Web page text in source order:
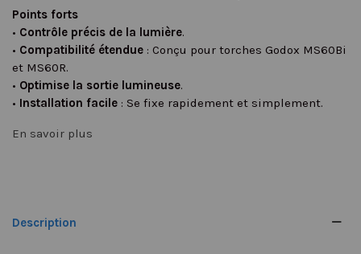
Points forts
• Contrôle précis de la lumière.
• Compatibilité étendue : Conçu pour torches Godox MS60Bi
et MS60R.
• Optimise la sortie lumineuse.
• Installation facile : Se fixe rapidement et simplement.
En savoir plus
Description